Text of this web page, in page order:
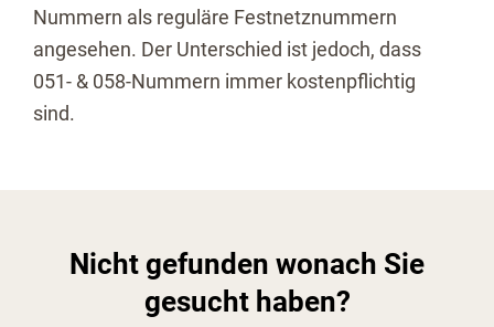
Nummern als reguläre Festnetznummern
angesehen. Der Unterschied ist jedoch, dass
051- & 058-Nummern immer kostenpflichtig
sind.
Nicht gefunden wonach Sie
gesucht haben?